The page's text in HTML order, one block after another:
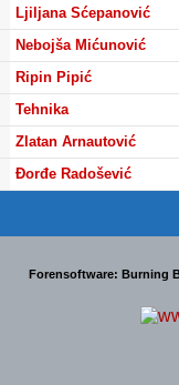
Ljiljana Sćepanović
Nebojša Mićunović
Ripin Pipić
Tehnika
Zlatan Arnautović
Đorđe Radošević
Forensoftware: Burning